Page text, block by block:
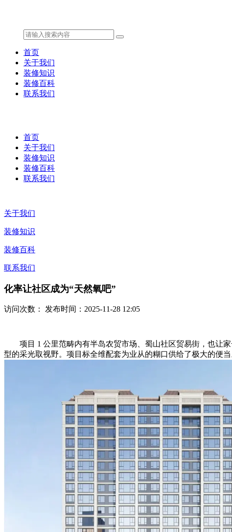
首页
关于我们
装修知识
装修百科
联系我们
首页
关于我们
装修知识
装修百科
联系我们
关于我们
装修知识
装修百科
联系我们
化率让社区成为“天然氧吧”
访问次数： 发布时间：2025-11-28 12:05
项目 1 公里范畴内有半岛农贸市场、蜀山社区贸易街，也让家
型的采光取视野。项目标全维配套为业从的糊口供给了极大的便